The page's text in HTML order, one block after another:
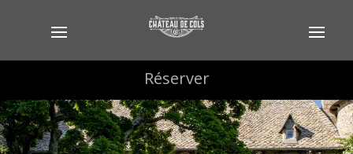
Réserver